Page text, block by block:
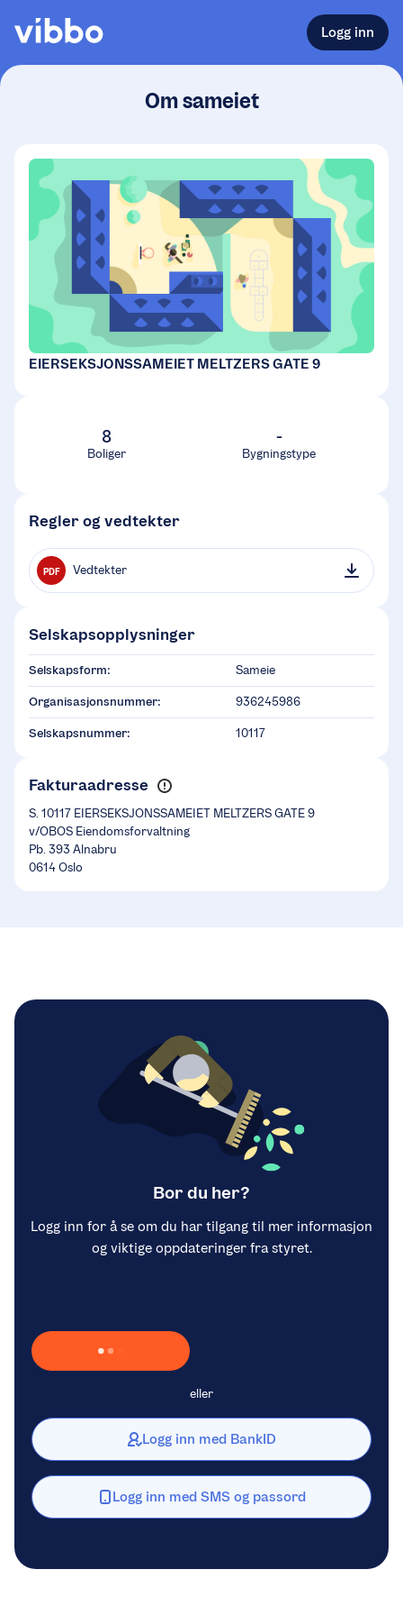
Logg inn
Om sameiet
EIERSEKSJONSSAMEIET MELTZERS GATE 9
8
Boliger
-
Bygningstype
Regler og vedtekter
PDF Vedtekter
Selskapsopplysninger
Selskapsform: Sameie
Organisasjonsnummer: 936245986
Selskapsnummer: 10117
Fakturaadresse
S. 10117 EIERSEKSJONSSAMEIET MELTZERS GATE 9
v/OBOS Eiendomsforvaltning
Pb. 393 Alnabru
0614 Oslo
Bor du her?
Logg inn for å se om du har tilgang til mer informasjon
og viktige oppdateringer fra styret.
Laster inn Vipps …
eller
Logg inn med BankID
Logg inn med SMS og passord